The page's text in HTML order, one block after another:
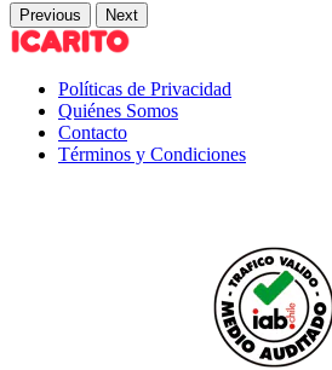
Previous Next
Políticas de Privacidad
Quiénes Somos
Contacto
Términos y Condiciones